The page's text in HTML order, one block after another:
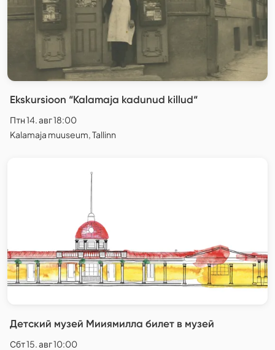
Ekskursioon “Kalamaja kadunud killud“
Птн 14. авг 18:00
Kalamaja muuseum, Tallinn
Детский музей Мииямилла билет в музей
Сбт 15. авг 10:00